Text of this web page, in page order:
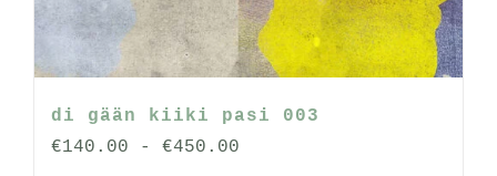
di gään kiiki pasi 003
€140.00 - €450.00